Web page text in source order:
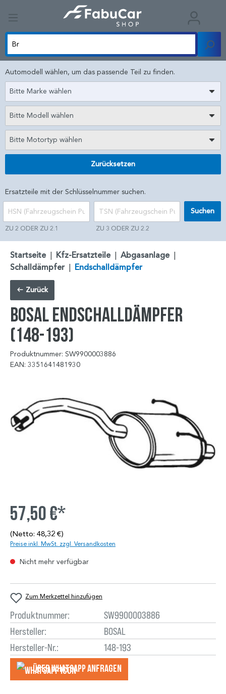
Automodell wählen, um das passende Teil zu finden.
Bitte Marke wählen
Bitte Modell wählen
Bitte Motortyp wählen
Zurücksetzen
Ersatzteile mit der Schlüsselnummer suchen.
ZU 2 ODER ZU 2.1 ZU 3 ODER ZU 2.2
Suchen
Startseite | Kfz-Ersatzteile | Abgasanlage |
Schalldämpfer | Endschalldämpfer
Zurück
BOSAL Endschalldämpfer
(148-193)
Produktnummer: SW9900003886
EAN: 3351641481930
57,50 €*
(Netto: 48,32 €)
Preise inkl. MwSt. zzgl. Versandkosten
Nicht mehr verfügbar
Zum Merkzettel hinzufügen
Produktnummer:
SW9900003886
Hersteller:
BOSAL
Hersteller-Nr.:
148-193
Über WhatsApp anfragеn